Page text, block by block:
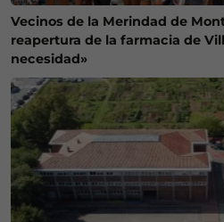
Vecinos de la Merindad de
reapertura de la farmacia de
necesidad»